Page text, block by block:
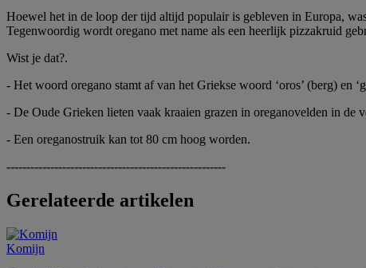
Hoewel het in de loop der tijd altijd populair is gebleven in Europa,
Tegenwoordig wordt oregano met name als een heerlijk pizzakruid
Wist je dat?.
- Het woord oregano stamt af van het Griekse woord ‘oros’ (berg) en
- De Oude Grieken lieten vaak kraaien grazen in oreganovelden in de
- Een oreganostruik kan tot 80 cm hoog worden.
-------------------------------------------------------
Gerelateerde artikelen
Komijn